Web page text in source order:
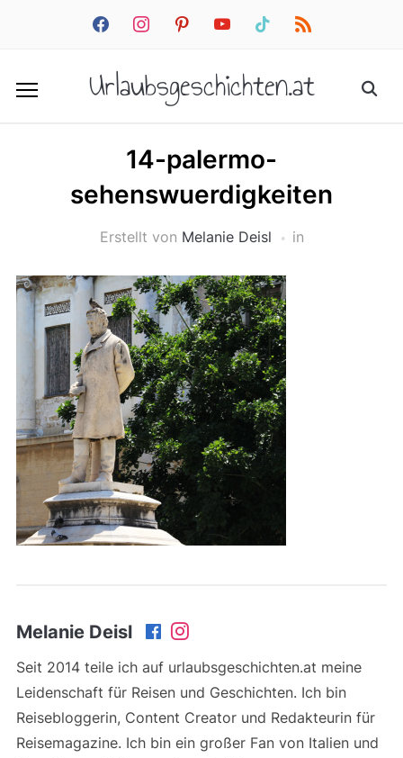
facebookinstagrampinterestyoutube tiktok rss
Urlaubsgeschichten.at
14-palermo-
sehenswuerdigkeiten
Erstellt von Melanie Deisl in
Melanie Deisl
Seit 2014 teile ich auf urlaubsgeschichten.at meine
Leidenschaft für Reisen und Geschichten. Ich bin
Reisebloggerin, Content Creator und Redakteurin für
Reisemagazine. Ich bin ein großer Fan von Italien und